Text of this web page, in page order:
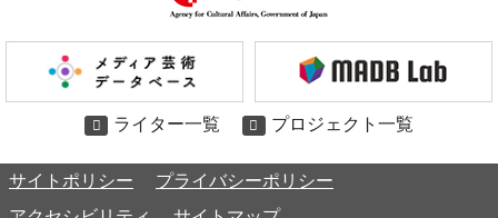
ライター一覧 プロジェクト一覧
サイトポリシー
プライバシーポリシー